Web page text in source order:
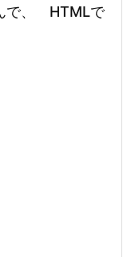
で、 HTMLで